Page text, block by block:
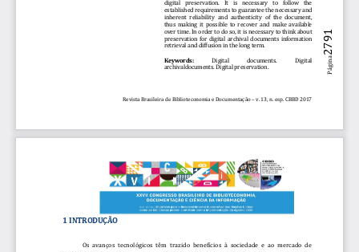
Revista Brasileira de Biblioteconomia e Documentação v. 13, n. esp. CBBD 2017
Página
2791
digital    preservation.    It    is    necessary    to    follow    the
established requirements to guarantee the necessary and
inherent  reliability  and  authenticity  of  the  document,
thus  making  it  possible  to  recover  and  make  available
over time. In order to do so, it is necessary to think about
preservation  for digital  archival  documents  information
retrieval and diffusion in the long term.
Keywords: Digital documents.
Digital
archivaldocuments Digital preservation
1 INTRODUÇÃO
Os  avanços  tecnológicos  têm  trazido  benefícios  à  sociedade  e  ao  mercado  de